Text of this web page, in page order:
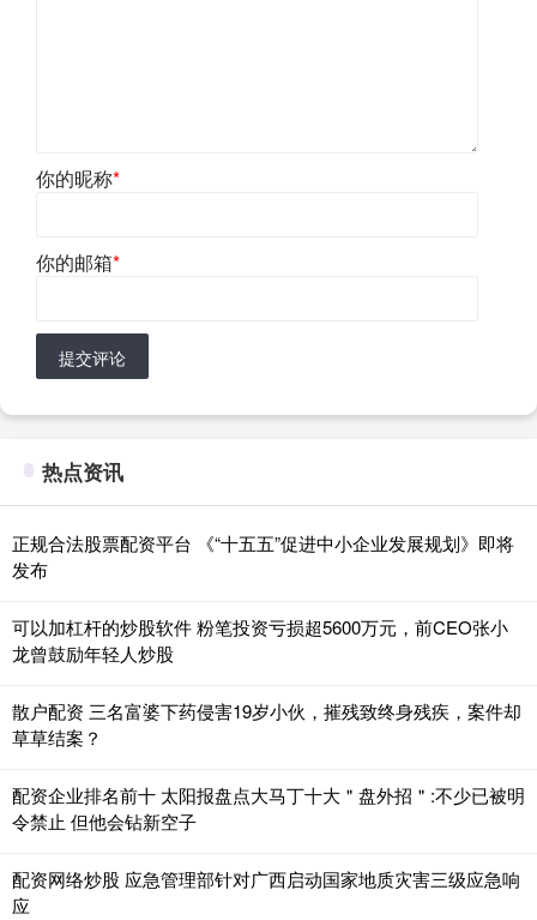
你的昵称*
你的邮箱*
提交评论
热点资讯
正规合法股票配资平台 《“十五五”促进中小企业发展规划》即将
发布
可以加杠杆的炒股软件 粉笔投资亏损超5600万元，前CEO张小
龙曾鼓励年轻人炒股
散户配资 三名富婆下药侵害19岁小伙，摧残致终身残疾，案件却
草草结案？
配资企业排名前十 太阳报盘点大马丁十大＂盘外招＂:不少已被明
令禁止 但他会钻新空子
配资网络炒股 应急管理部针对广西启动国家地质灾害三级应急响
应